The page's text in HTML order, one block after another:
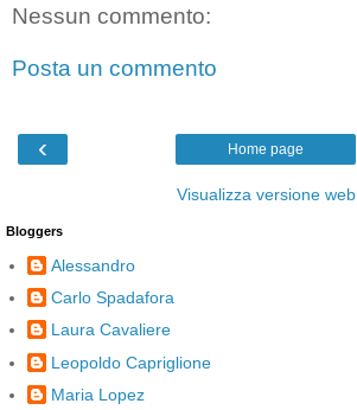
Nessun commento:
Posta un commento
‹ Home page
Visualizza versione web
Bloggers
Alessandro
Carlo Spadafora
Laura Cavaliere
Leopoldo Capriglione
Maria Lopez